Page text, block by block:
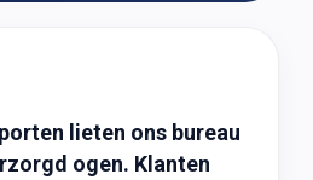
lieten ons bureau
ogen. Klanten